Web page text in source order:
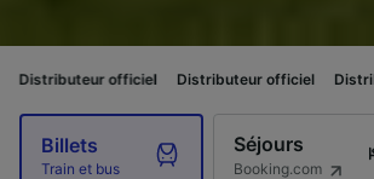
officiel Distributeur officiel Distributeur officiel
Billets
Train et bus
Séjours
Booking.com